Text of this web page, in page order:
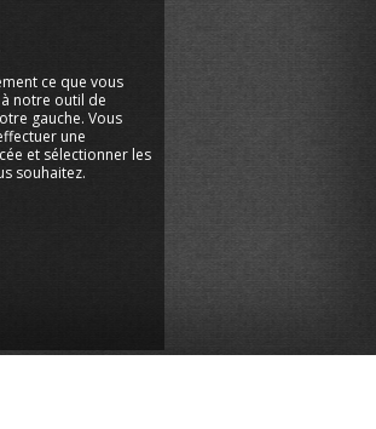
ce que vous
notre outil de
gauche. Vous
une
et sélectionner les
souhaitez.